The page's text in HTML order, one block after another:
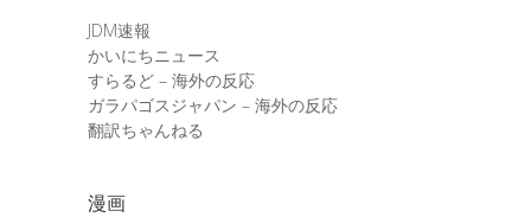
JDM速報
かいにちニュース
すらるど – 海外の反応
ガラパゴスジャパン – 海外の反応
翻訳ちゃんねる
漫画